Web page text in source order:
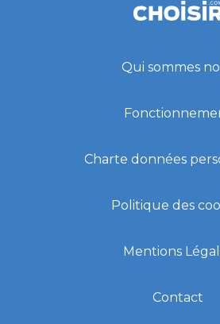
Qui sommes
Charte données
Politique des
Mentions
Contact